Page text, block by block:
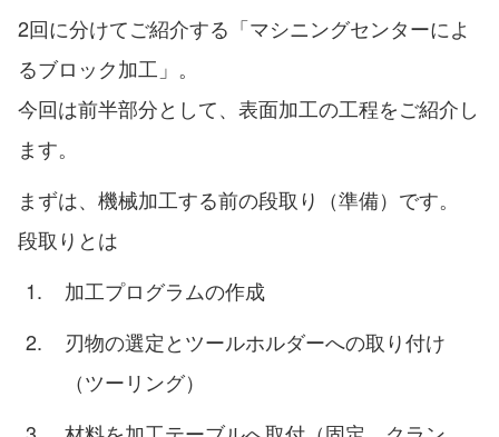
2回に分けてご紹介する「マシニングセンターによ
るブロック加工」。
今回は前半部分として、表面加工の工程をご紹介し
ます。
まずは、機械加工する前の段取り（準備）です。
段取りとは
加工プログラムの作成
刃物の選定とツールホルダーへの取り付け
（ツーリング）